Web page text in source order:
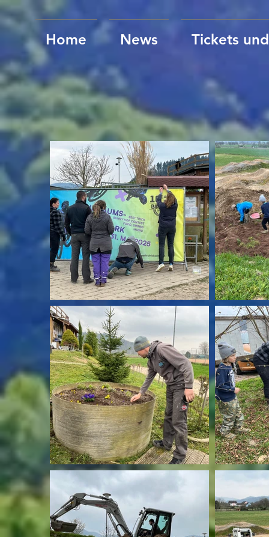
Home News Tickets